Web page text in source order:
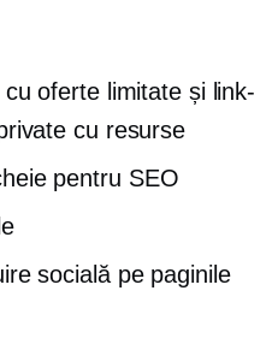
oferte limitate și link-
cu resurse
pentru SEO
socială pe paginile